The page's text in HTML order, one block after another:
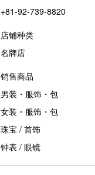
+81-92-739-8820
店铺种类
名牌店
销售商品
男装・服饰・包
女装・服饰・包
珠宝 / 首饰
钟表 / 眼镜